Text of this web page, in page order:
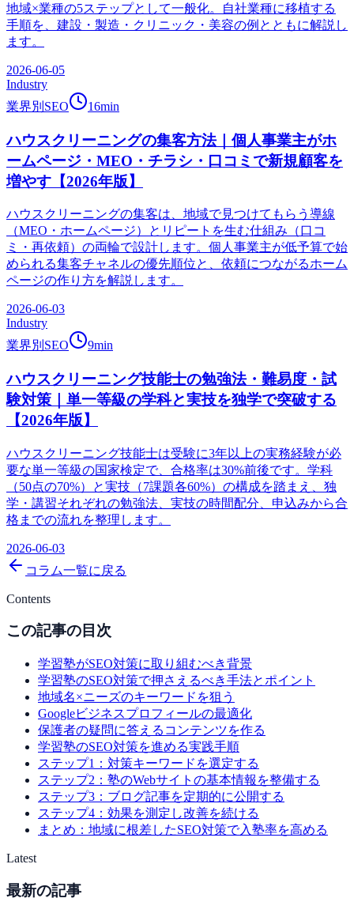
地域×業種の5ステップとして一般化。自社業種に移植する
手順を、建設・製造・クリニック・美容の例とともに解説し
ます。
2026-06-05
Industry
業界別SEO
16min
ハウスクリーニングの集客方法｜個人事業主がホ
ームページ・MEO・チラシ・口コミで新規顧客を
増やす【2026年版】
ハウスクリーニングの集客は、地域で見つけてもらう導線
（MEO・ホームページ）とリピートを生む仕組み（口コ
ミ・再依頼）の両輪で設計します。個人事業主が低予算で始
められる集客チャネルの優先順位と、依頼につながるホーム
ページの作り方を解説します。
2026-06-03
Industry
業界別SEO
9min
ハウスクリーニング技能士の勉強法・難易度・試
験対策｜単一等級の学科と実技を独学で突破する
【2026年版】
ハウスクリーニング技能士は受験に3年以上の実務経験が必
要な単一等級の国家検定で、合格率は30%前後です。学科
（50点の70%）と実技（7課題各60%）の構成を踏まえ、独
学・講習それぞれの勉強法、実技の時間配分、申込みから合
格までの流れを整理します。
2026-06-03
コラム一覧に戻る
Contents
この記事の目次
学習塾がSEO対策に取り組むべき背景
学習塾のSEO対策で押さえるべき手法とポイント
地域名×ニーズのキーワードを狙う
Googleビジネスプロフィールの最適化
保護者の疑問に答えるコンテンツを作る
学習塾のSEO対策を進める実践手順
ステップ1：対策キーワードを選定する
ステップ2：塾のWebサイトの基本情報を整備する
ステップ3：ブログ記事を定期的に公開する
ステップ4：効果を測定し改善を続ける
まとめ：地域に根差したSEO対策で入塾率を高める
Latest
最新の記事